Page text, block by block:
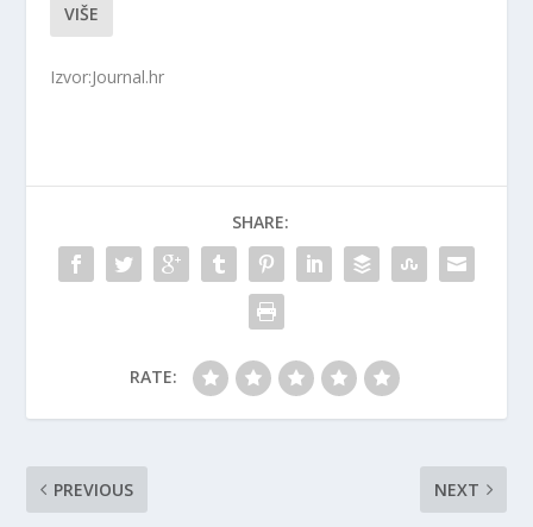
VIŠE
Izvor:Journal.hr
SHARE:
RATE:
PREVIOUS NEXT